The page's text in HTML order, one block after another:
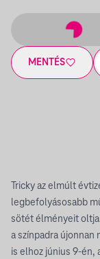
MENTÉS
Tricky az elmúlt
legbefolyásosabb
sötét élményeit oltja
a színpadra
is elhoz június 9-én,